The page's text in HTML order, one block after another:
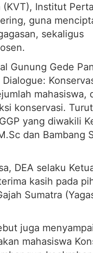
(KVT), Institut
guna
sekaligus
Gunung Gede
mahasiswa,
konservasi.
yang diwakili
dan Bambang
DEA selaku
kasih pada
Sumatra
juga
mahasiswa